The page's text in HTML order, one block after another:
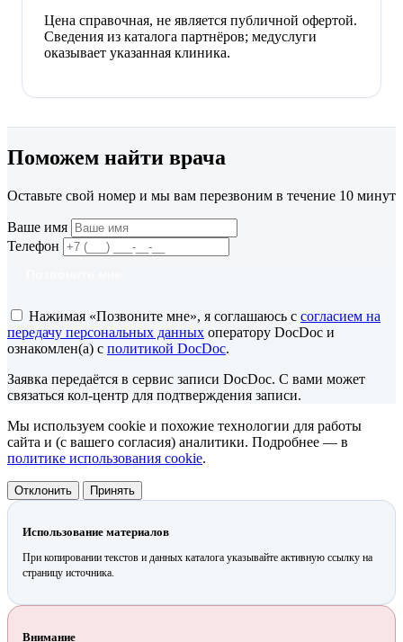
Цена справочная, не является публичной офертой.
Сведения из каталога партнёров; медуслуги
оказывает указанная клиника.
Поможем найти врача
Оставьте свой номер и мы вам перезвоним в течение 10 минут
Ваше имя
Телефон
Нажимая «Позвоните мне», я соглашаюсь с согласием на
передачу персональных данных оператору DocDoc и
ознакомлен(а) с политикой DocDoc.
Заявка передаётся в сервис записи DocDoc. С вами может
связаться кол-центр для подтверждения записи.
Мы используем cookie и похожие технологии для работы
сайта и (с вашего согласия) аналитики. Подробнее — в
политике использования cookie.
Отклонить Принять
Использование материалов
При копировании текстов и данных каталога указывайте активную ссылку на
страницу источника.
Внимание